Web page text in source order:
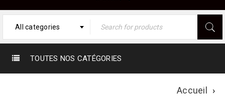
All categories
TOUTES NOS CATÉGORIES
Accueil
›